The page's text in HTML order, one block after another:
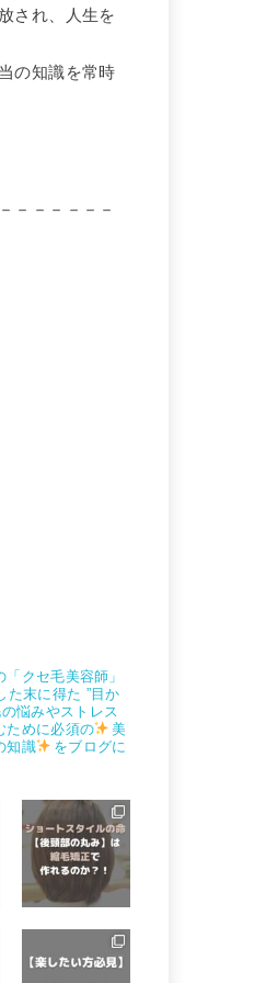
され、人生を
の知識を常時
－－－－－－
クセ毛美容師」
た末に得た ”目か
悩みやストレス
ために必須の
美
知識
をブログに